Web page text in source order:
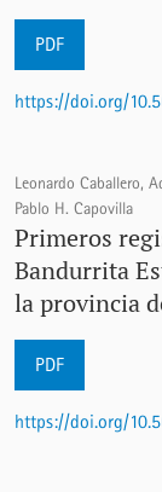
PDF
https://doi.org/
Leonardo Caballero,
Pablo H. Capovilla
Primeros
Bandurrita
la provincia
PDF
https://doi.org/